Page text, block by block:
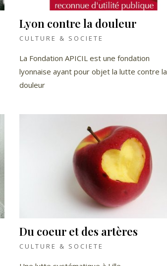
Lyon contre la douleur
CULTURE & SOCIETE
La Fondation APICIL est une fondation
lyonnaise ayant pour objet la lutte contre la
douleur
Du coeur et des artères
CULTURE & SOCIETE